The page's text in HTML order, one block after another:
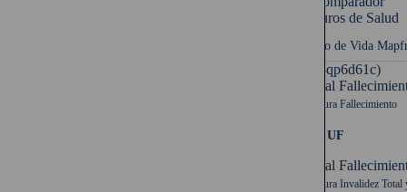
Seguro de Vida
UF (-qp6d61c)
Capital
Cobertura Fallecimiento
2.000 UF
Capital
Cobertura Invalidez Total